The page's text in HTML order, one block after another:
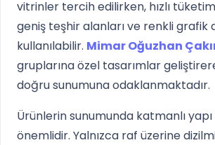
vitrinler tercih edilirken, hızlı
geniş teşhir alanları ve renkli grafik
kullanılabilir. Mimar Oğuzhan
gruplarına özel tasarımlar
doğru sunumuna odaklanmaktadır.
Ürünlerin sunumunda katmanlı
önemlidir. Yalnızca raf üzerine